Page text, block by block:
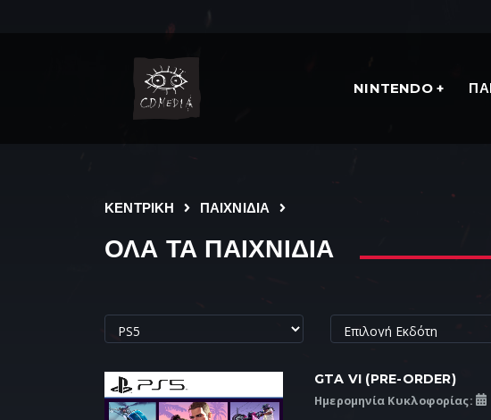
NINTENDO
ΚΕΝΤΡΙΚΗ ΠΑΙΧΝΙΔΙΑ
ΟΛΑ ΤΑ ΠΑΙΧΝΙΔΙΑ
GTA VI (PRE-ORDER)
Ημερομηνία Κυκλοφορίας: